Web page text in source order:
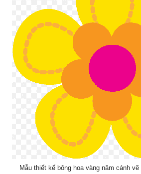
Mẫu thiết kế bông hoa vàng năm cánh